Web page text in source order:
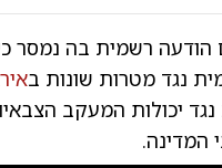
רשמית בה נמסר
נגד מטרות שונות ב
יכולות המעקב
המדינה.